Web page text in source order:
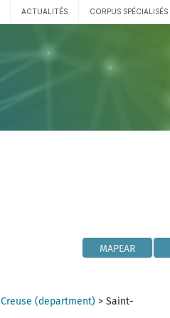
ACTUALITÉS CORPUS SPÉCIALISÉS
MAPEAR
Creuse (department) > Saint-